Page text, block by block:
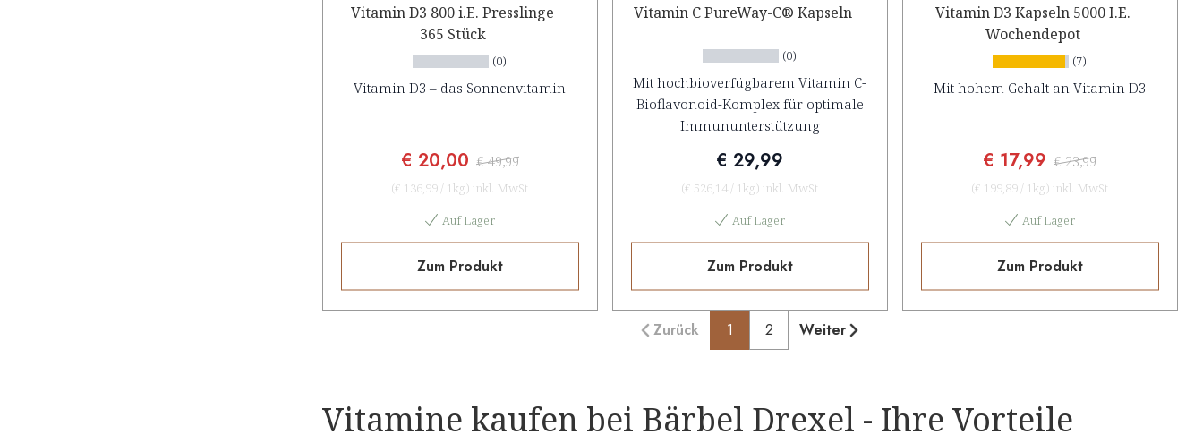
Vitamin D3 800 i.E. Presslinge
365 Stück
(0)
Vitamin D3 – das Sonnenvitamin
€ 20,00 € 49,99
(€ 136,99 / 1kg) inkl. MwSt
Auf Lager
Zum Produkt
Vitamin C PureWay-C® Kapseln
(0)
Mit hochbioverfügbarem Vitamin C-
Bioflavonoid-Komplex für optimale
Immununterstützung
€ 29,99
(€ 526,14 / 1kg) inkl. MwSt
Auf Lager
Zum Produkt
Vitamin D3 Kapseln 5000 I.E.
Wochendepot
(7)
Mit hohem Gehalt an Vitamin D3
€ 17,99 € 23,99
(€ 199,89 / 1kg) inkl. MwSt
Auf Lager
Zum Produkt
Zurück 1 2 Weiter
Vitamine kaufen bei Bärbel Drexel - Ihre Vorteile